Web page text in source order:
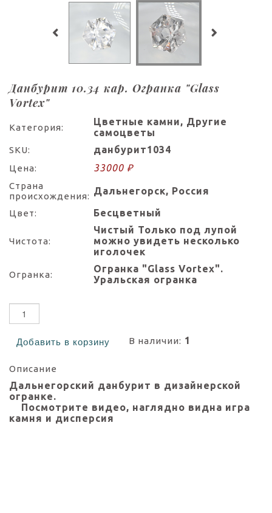
Данбурит 10.34 кар. Огранка "Glass
Vortex"
Категория:
Цветные камни, Другие
самоцветы
SKU: данбурит1034
Цена: 33000 ₽
Страна
происхождения: Дальнегорск, Россия
Цвет: Бесцветный
Чистота:
Чистый Только под лупой
можно увидеть несколько
иголочек
Огранка:
Огранка "Glass Vortex".
Уральская огранка
Добавить в корзину В наличии: 1
Описание
Дальнегорский данбурит в дизайнерской
огранке.
Посмотрите видео, наглядно видна игра
камня и дисперсия